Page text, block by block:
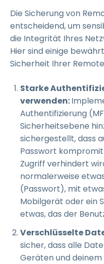
Die Sicherung von
entscheidend, um
die Integrität Ihres
Hier sind einige
Sicherheit Ihrer
Starke
verwenden:
Authentifizierung
Sicherheitsebene
sichergestellt, dass
Passwort
Zugriff verhindert
normalerweise
(Passwort), mit
Mobilgerät oder ein
etwas, das der
Verschlüsselte
sicher, dass alle
Geräten und